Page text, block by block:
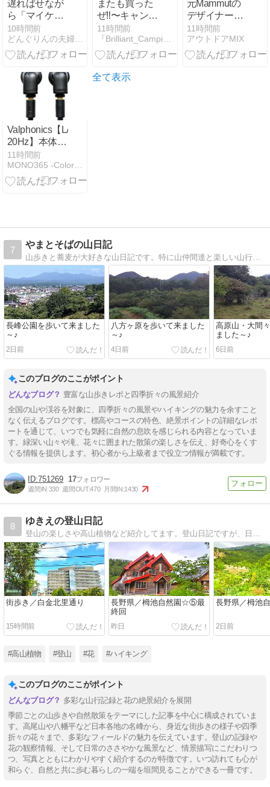
「TURBO-Z」
など、ゲーム
プレイを支え
る多彩な機能
を備えた有線
遅ればせなが
ら「マイケ
ル」を見て感
動！腹ごしら
えは「アルプ
10時間前
どんぐりんの夫婦で日本あっちこち
またも買った
ぜ‼️〜キャンプ
チェア〜キャ
ンピングカ
ー！！！
11時間前
元Mammutの
デザイナーが
設計 スイス発
「Bikepacking
ソロテント」
11時間前
アウトドアMIX
Valphonics【LANDER
20Hz】本体後
部にヘルムホ
ルツ共鳴器を
組み込むこと
豊かな低域再
生を狙ったイ
ントラコンカ
型イヤホン
11時間前
MONO365 -Color your days-
全て表示
7
やまとそばの山日記
山歩きと蕎麦が大好きな山日記です。特に山仲間達と楽しい山行をずっと続けて行きたいと思っています。
長峰公園を歩いて来ました
～♪
2日前
八方ヶ原を歩いて来ました
～♪
4日前
高原山・大間
ました～♪
6日前
このブログのここがポイント
豊富な山歩きレポと四季折々の風景紹介
全国の山や渓谷を対象に、四季折々の風景やハイキングの魅力を余すこと
なく伝えるブログです。標高やコースの特色、絶景ポイントの詳細なレポ
ートを通じて、いつでも気軽に自然の息吹を感じられる内容となっていま
す。緑深い山々や滝、花々に囲まれた散策の楽しさを伝え、好奇心をくす
ぐる情報を提供します。初心者から上級者まで役立つ情報が満載です。
751269 17
週間IN:330 週間OUT:470 月間IN:1430
8
ゆきえの登山日記
登山の楽しさや高山植物など紹介してます。登山日記ですが、日々の出来事も書いています。
街歩き／白金北里通り
15時間前
長野県／栂池自然園☆⑤最
終回
昨日
長野県／栂池
2日前
#高山植物 #登山 #花 #ハイキング
このブログのここがポイント
多彩な山行記録と花の絶景紹介を展開
季節ごとの山歩きや自然散策をテーマにした記事を中心に構成されていま
す。高尾山や八幡平など日本各地の名峰から、身近な街歩きの様子や四季
折々の花々まで、多彩なフィールドの魅力を伝えています。登山の記録や
花の観察情報、そして日常のささやかな風景など、情景描写にこだわりつ
つ、写真とともにわかりやすく紹介するのが特徴です。いつ訪れても心が
和らぐ、自然と共に歩む暮らしの一端を垣間見ることができる一冊です。